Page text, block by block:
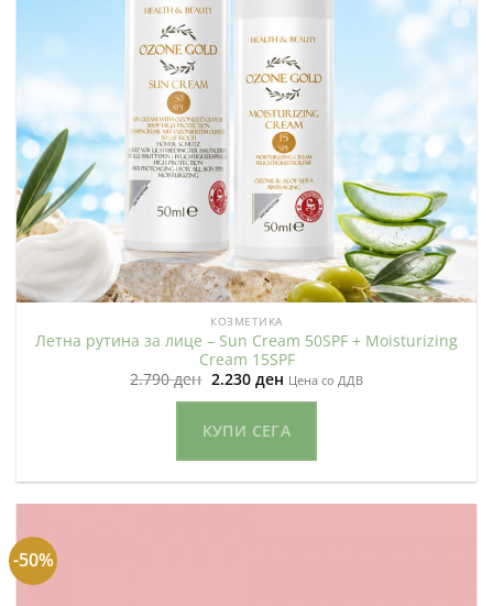
КОЗМЕТИКА
Летна рутина за лице – Sun Cream 50SPF + Moisturizing
Cream 15SPF
2.790ден Original
price
was:
2.790 ден.
2.230 денCurrent
price
is:
2.230 ден.
Цена со ДДВ
КУПИ СЕГА
-50%